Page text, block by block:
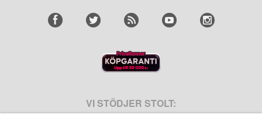
VI STÖDJER STOLT: